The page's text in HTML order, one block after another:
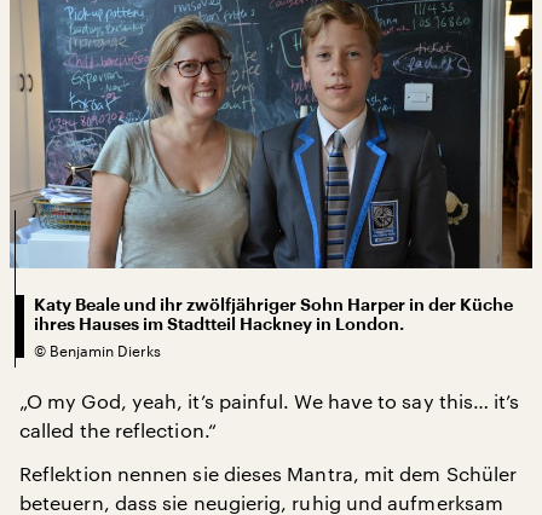
Katy Beale und ihr zwölfjähriger Sohn Harper in der Küche
ihres Hauses im Stadtteil Hackney in London.
© Benjamin Dierks
„O my God, yeah, it’s painful. We have to say this… it’s
called the reflection.“
Reflektion nennen sie dieses Mantra, mit dem Schüler
beteuern, dass sie neugierig, ruhig und aufmerksam